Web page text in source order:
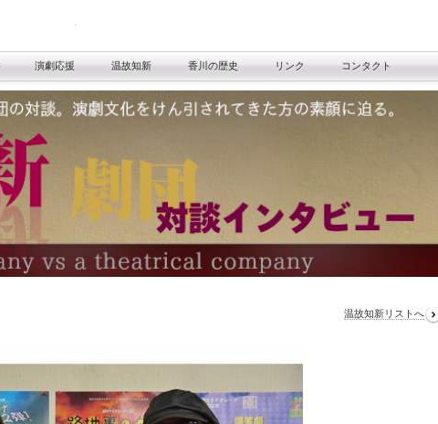
演劇応援 温故知新 香川の歴史 リンク コンタクト
温故知新リストへ